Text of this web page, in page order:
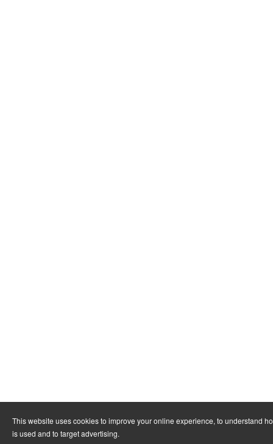
This website uses cookies to improve your online experience, to understand
is used and to target advertising.